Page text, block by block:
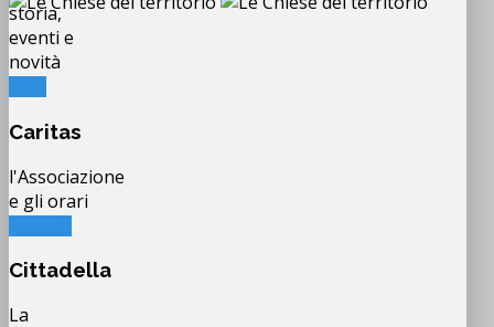
storia,
eventi e
novità
Caritas
l'Associazione
e gli orari
Cittadella
La